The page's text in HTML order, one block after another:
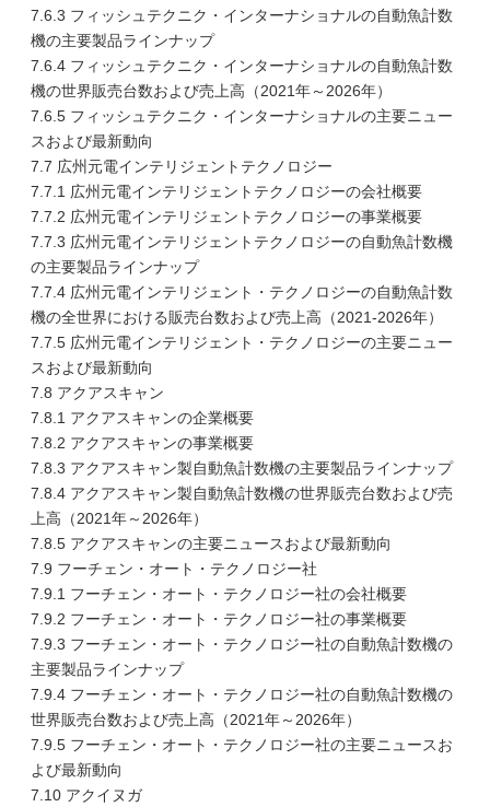
7.6.3 フィッシュテクニク・インターナショナルの自動魚計数
機の主要製品ラインナップ
7.6.4 フィッシュテクニク・インターナショナルの自動魚計数
機の世界販売台数および売上高（2021年～2026年）
7.6.5 フィッシュテクニク・インターナショナルの主要ニュー
スおよび最新動向
7.7 広州元電インテリジェントテクノロジー
7.7.1 広州元電インテリジェントテクノロジーの会社概要
7.7.2 広州元電インテリジェントテクノロジーの事業概要
7.7.3 広州元電インテリジェントテクノロジーの自動魚計数機
の主要製品ラインナップ
7.7.4 広州元電インテリジェント・テクノロジーの自動魚計数
機の全世界における販売台数および売上高（2021-2026年）
7.7.5 広州元電インテリジェント・テクノロジーの主要ニュー
スおよび最新動向
7.8 アクアスキャン
7.8.1 アクアスキャンの企業概要
7.8.2 アクアスキャンの事業概要
7.8.3 アクアスキャン製自動魚計数機の主要製品ラインナップ
7.8.4 アクアスキャン製自動魚計数機の世界販売台数および売
上高（2021年～2026年）
7.8.5 アクアスキャンの主要ニュースおよび最新動向
7.9 フーチェン・オート・テクノロジー社
7.9.1 フーチェン・オート・テクノロジー社の会社概要
7.9.2 フーチェン・オート・テクノロジー社の事業概要
7.9.3 フーチェン・オート・テクノロジー社の自動魚計数機の
主要製品ラインナップ
7.9.4 フーチェン・オート・テクノロジー社の自動魚計数機の
世界販売台数および売上高（2021年～2026年）
7.9.5 フーチェン・オート・テクノロジー社の主要ニュースお
よび最新動向
7.10 アクイヌガ